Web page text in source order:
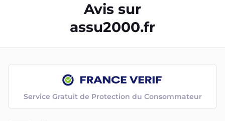
Avis sur
assu2000.fr
Service Gratuit de Protection du Consommateur